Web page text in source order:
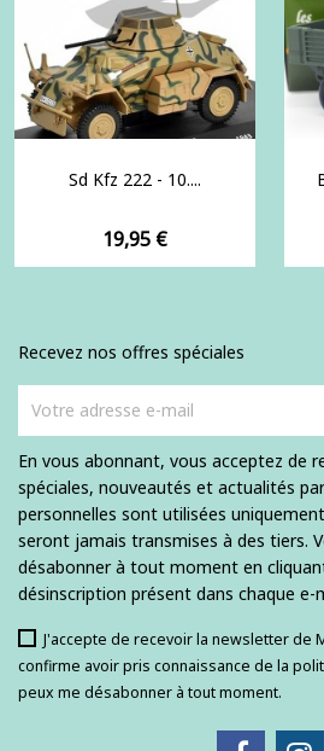
Sd Kfz 222 - 10....
Prix
19,95 €
Recevez nos offres spéciales
En vous abonnant, vous acceptez de
spéciales, nouveautés et actualités
personnelles sont utilisées
seront jamais transmises à des tiers.
désabonner à tout moment en
désinscription présent dans chaque e-
J'accepte de recevoir la newsletter de
confirme avoir pris connaissance de la
peux me désabonner à tout moment.